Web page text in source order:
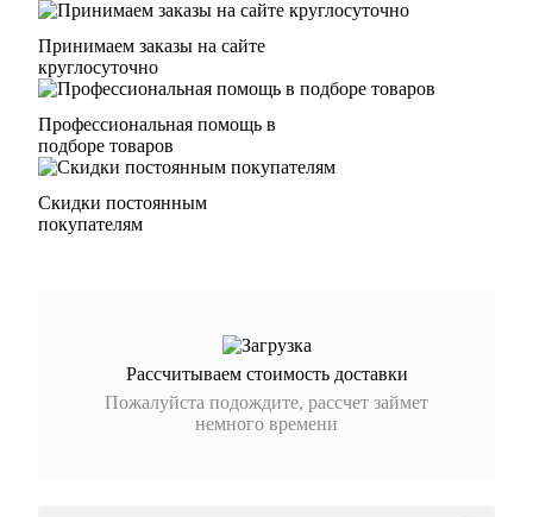
Принимаем заказы на сайте
круглосуточно
Профессиональная помощь в
подборе товаров
Скидки постоянным
покупателям
Рассчитываем стоимость доставки
Пожалуйста подождите, рассчет займет
немного времени